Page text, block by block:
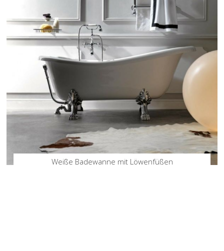
Weiße Badewanne mit Löwenfüßen